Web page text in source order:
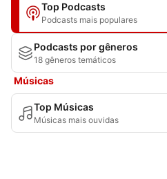
Top Podcasts
Podcasts mais populares
Podcasts por gêneros
18 gêneros temáticos
Músicas
Top Músicas
Músicas mais ouvidas